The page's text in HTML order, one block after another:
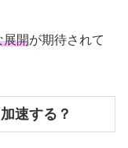
展開が期待されて
速する？